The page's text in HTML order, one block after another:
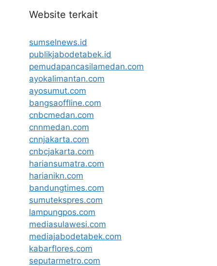
Website terkait
sumselnews.id
publikjabodetabek.id
pemudapancasilamedan.com
ayokalimantan.com
ayosumut.com
bangsaoffline.com
cnbcmedan.com
cnnmedan.com
cnnjakarta.com
cnbcjakarta.com
hariansumatra.com
harianikn.com
bandungtimes.com
sumutekspres.com
lampungpos.com
mediasulawesi.com
mediajabodetabek.com
kabarflores.com
seputarmetro.com